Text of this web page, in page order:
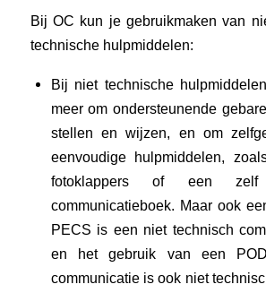
Bij OC kun je gebruikmaken van
technische hulpmiddelen:
Bij niet technische
meer om ondersteunende
stellen en wijzen, en om
eenvoudige hulpmiddelen,
fotoklappers of een zelf
communicatieboek. Maar ook
PECS is een niet technisch
en het gebruik van een
communicatie is ook niet